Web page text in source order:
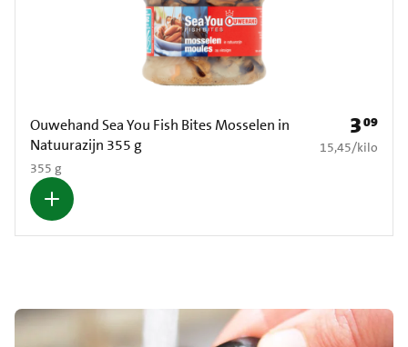
Ouwehand Sea You Fish Bites Mosselen in
Natuurazijn 355 g
355 g
Prijs: €
309
€ 15,45 per kilo
15,45/kilo